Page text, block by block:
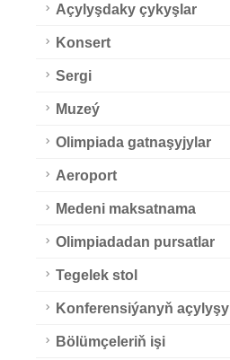
Açylyşdaky çykyşlar
Konsert
Sergi
Muzeý
Olimpiada gatnaşyjylar
Aeroport
Medeni maksatnama
Olimpiadadan pursatlar
Tegelek stol
Konferensiýanyň açylyşy
Bölümçeleriň işi